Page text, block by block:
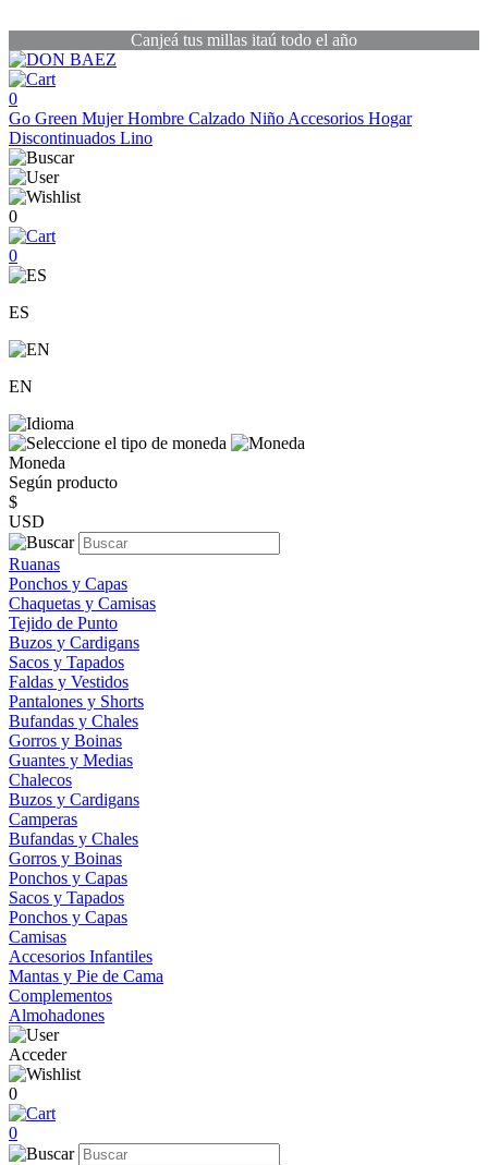
Canjeá tus millas itaú todo el año
0
Go Green MujerHombre Calzado Niño Accesorios Hogar
Discontinuados Lino
0
0
ES
EN
Moneda
Según producto
$
USD
Ruanas
Ponchos y Capas
Chaquetas y Camisas
Tejido de Punto
Buzos y Cardigans
Sacos y Tapados
Faldas y Vestidos
Pantalones y Shorts
Bufandas y Chales
Gorros y Boinas
Guantes y Medias
Chalecos
Buzos y Cardigans
Camperas
Bufandas y Chales
Gorros y Boinas
Ponchos y Capas
Sacos y Tapados
Ponchos y Capas
Camisas
Accesorios Infantiles
Mantas y Pie de Cama
Complementos
Almohadones
Acceder
0
0